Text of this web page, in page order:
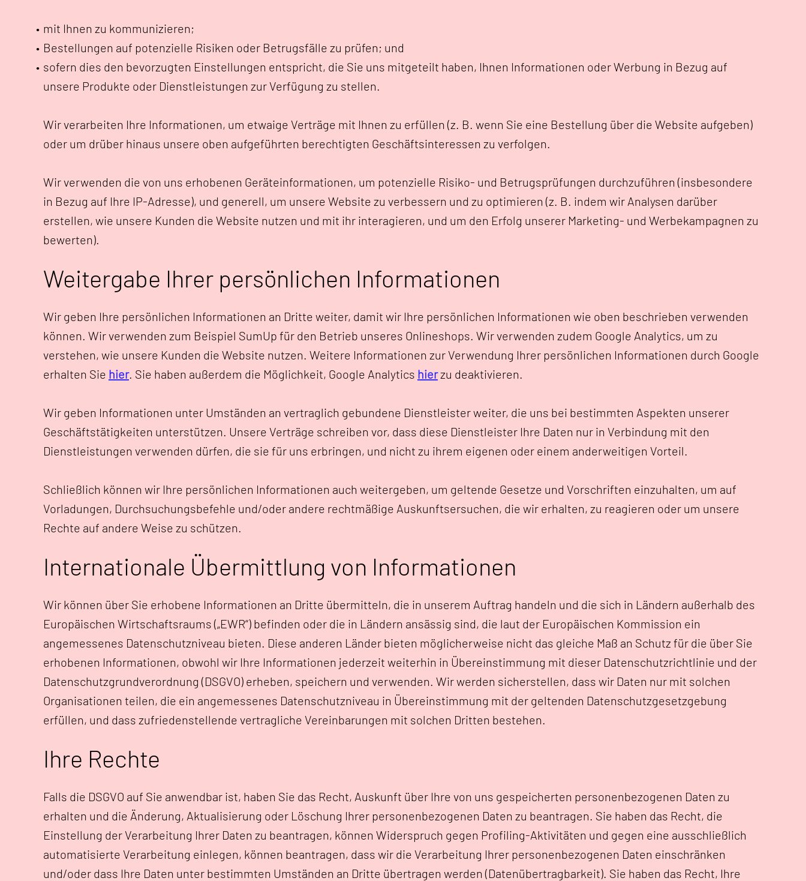
mit Ihnen zu kommunizieren;
Bestellungen auf potenzielle Risiken oder Betrugsfälle zu prüfen; und
sofern dies den bevorzugten Einstellungen entspricht, die Sie uns mitgeteilt haben, Ihnen Informationen oder Werbung in Bezug auf
unsere Produkte oder Dienstleistungen zur Verfügung zu stellen.
Wir verarbeiten Ihre Informationen, um etwaige Verträge mit Ihnen zu erfüllen (z. B. wenn Sie eine Bestellung über die Website aufgeben)
oder um drüber hinaus unsere oben aufgeführten berechtigten Geschäftsinteressen zu verfolgen.
Wir verwenden die von uns erhobenen Geräteinformationen, um potenzielle Risiko- und Betrugsprüfungen durchzuführen (insbesondere
in Bezug auf Ihre IP-Adresse), und generell, um unsere Website zu verbessern und zu optimieren (z. B. indem wir Analysen darüber
erstellen, wie unsere Kunden die Website nutzen und mit ihr interagieren, und um den Erfolg unserer Marketing- und Werbekampagnen zu
bewerten).
Weitergabe Ihrer persönlichen Informationen
Wir geben Ihre persönlichen Informationen an Dritte weiter, damit wir Ihre persönlichen Informationen wie oben beschrieben verwenden
können. Wir verwenden zum Beispiel SumUp für den Betrieb unseres Onlineshops. Wir verwenden zudem Google Analytics, um zu
verstehen, wie unsere Kunden die Website nutzen. Weitere Informationen zur Verwendung Ihrer persönlichen Informationen durch Google
erhalten Sie hier. Sie haben außerdem die Möglichkeit, Google Analytics hierzu deaktivieren.
Wir geben Informationen unter Umständen an vertraglich gebundene Dienstleister weiter, die uns bei bestimmten Aspekten unserer
Geschäftstätigkeiten unterstützen. Unsere Verträge schreiben vor, dass diese Dienstleister Ihre Daten nur in Verbindung mit den
Dienstleistungen verwenden dürfen, die sie für uns erbringen, und nicht zu ihrem eigenen oder einem anderweitigen Vorteil.
Schließlich können wir Ihre persönlichen Informationen auch weitergeben, um geltende Gesetze und Vorschriften einzuhalten, um auf
Vorladungen, Durchsuchungsbefehle und/oder andere rechtmäßige Auskunftsersuchen, die wir erhalten, zu reagieren oder um unsere
Rechte auf andere Weise zu schützen.
Internationale Übermittlung von Informationen
Wir können über Sie erhobene Informationen an Dritte übermitteln, die in unserem Auftrag handeln und die sich in Ländern außerhalb des
Europäischen Wirtschaftsraums („EWR“) befinden oder die in Ländern ansässig sind, die laut der Europäischen Kommission ein
angemessenes Datenschutzniveau bieten. Diese anderen Länder bieten möglicherweise nicht das gleiche Maß an Schutz für die über Sie
erhobenen Informationen, obwohl wir Ihre Informationen jederzeit weiterhin in Übereinstimmung mit dieser Datenschutzrichtlinie und der
Datenschutzgrundverordnung (DSGVO) erheben, speichern und verwenden. Wir werden sicherstellen, dass wir Daten nur mit solchen
Organisationen teilen, die ein angemessenes Datenschutzniveau in Übereinstimmung mit der geltenden Datenschutzgesetzgebung
erfüllen, und dass zufriedenstellende vertragliche Vereinbarungen mit solchen Dritten bestehen.
Ihre Rechte
Falls die DSGVO auf Sie anwendbar ist, haben Sie das Recht, Auskunft über Ihre von uns gespeicherten personenbezogenen Daten zu
erhalten und die Änderung, Aktualisierung oder Löschung Ihrer personenbezogenen Daten zu beantragen. Sie haben das Recht, die
Einstellung der Verarbeitung Ihrer Daten zu beantragen, können Widerspruch gegen Profiling-Aktivitäten und gegen eine ausschließlich
automatisierte Verarbeitung einlegen, können beantragen, dass wir die Verarbeitung Ihrer personenbezogenen Daten einschränken
und/oder dass Ihre Daten unter bestimmten Umständen an Dritte übertragen werden (Datenübertragbarkeit). Sie haben das Recht, Ihre